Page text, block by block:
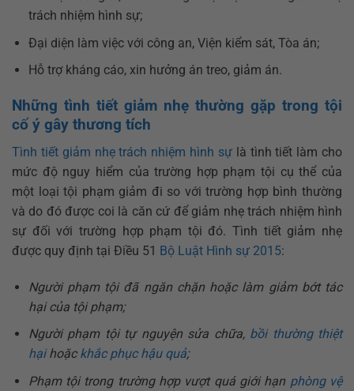
trách nhiệm hình sự;
Đại diện làm việc với công an, Viện kiểm sát, Tòa án;
Hỗ trợ kháng cáo, xin hưởng án treo, giảm án.
Những tình tiết giảm nhẹ thường gặp trong tội
cố ý gây thương tích
Tình tiết giảm nhẹ trách nhiệm hình sựlà tình tiết làm cho
mức độ nguy hiểm của trường hợp phạm tội cụ thể của
một loại tội phạm giảm đi so với trường hợp bình thường
và do đó được coi là căn cứ để giảm nhẹ trách nhiệm hình
sự đối với trường hợp phạm tội đó. Tình tiết giảm nhẹ
được quy định tại Điều 51 Bộ Luật Hình sự 2015:
Người phạm tội đã ngăn chặn hoặc làm giảm bớt tác
hại của tội phạm;
Người phạm tội tự nguyện sửa chữa, bồi thường thiệt
hạihoặc khắc phục hậu quả;
Phạm tội trong trường hợp vượt quá giới hạn phòng vệ